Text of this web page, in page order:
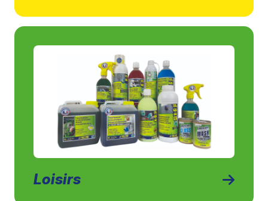
Loisirs